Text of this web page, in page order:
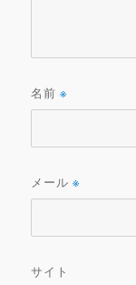
名前※
メール※
サイト